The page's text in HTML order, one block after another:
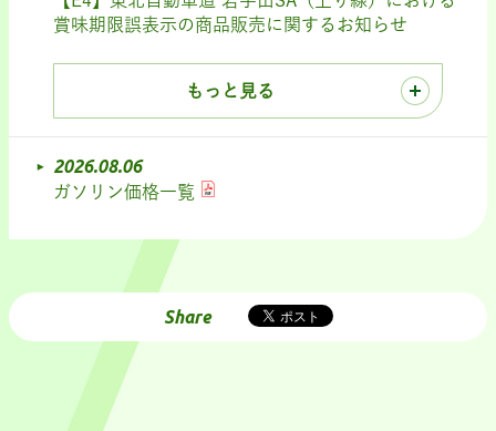
賞味期限誤表示の商品販売に関するお知らせ
もっと見る
2026.08.06
ガソリン価格一覧
Share